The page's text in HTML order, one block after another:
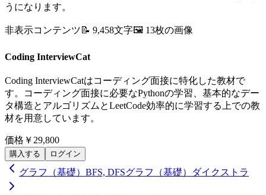
うになります。
非表示コンテンツ 📝 9,458文字🖼️ 13枚の画像
Coding InterviewCat
Coding InterviewCatはコーディング面接に特化した教材で
す。コーディング面接に必要なPythonの学習、基本的なデー
タ構造とアルゴリズムとLeetCode効率的に学習する上での教
材を用意しています。
価格 ￥29,800
購入する ログイン
グラフ（基礎）BFS, DFSグラフ（基礎）ダイクストラ